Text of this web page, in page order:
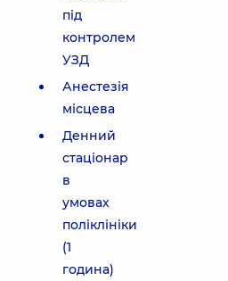
під
контролем
УЗД
Анестезія
місцева
Денний
стаціонар
в
умовах
поліклініки
(1
година)